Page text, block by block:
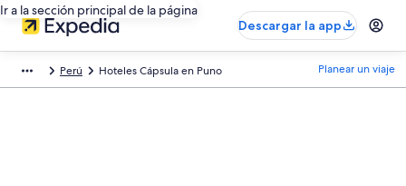
Ir a la sección principal de la página
Descargar la app
Perú Hoteles Cápsula en Puno Planear un viaje